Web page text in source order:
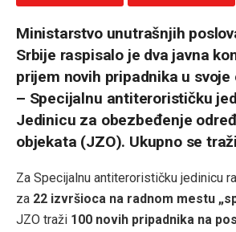
Ministarstvo unutrašnjih
Srbije raspisalo je dva javna
prijem novih pripadnika u
– Specijalnu antiterorističku
Jedinicu za obezbeđenje
objekata (JZO). Ukupno se
Za Specijalnu antiterorističku jedinicu
za 22 izvršioca na radnom mestu
JZO traži 100 novih pripadnika na